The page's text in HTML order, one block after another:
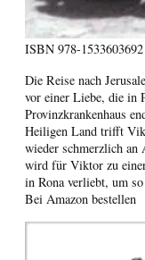
ISBN 978-1533603692
Die Reise nach
vor einer Liebe, die in
Provinzkrankenhaus
Heiligen Land trifft
wieder schmerzlich an
wird für Viktor zu
in Rona verliebt, um
Bei Amazon bestellen